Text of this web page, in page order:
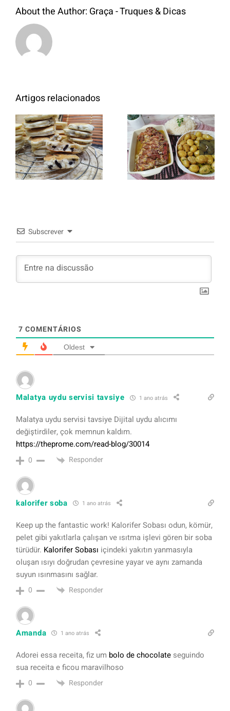
About the Author:Graça - Truques & Dicas
Artigos relacionados
Panquecas
com Oreo
Entrecosto
italiano c/
batata a
murro e
Subscrever
7 COMENTÁRIOS
Oldest
Malatya uydu servisi tavsiye 1 ano atrás
Malatya uydu servisi tavsiye Dijital uydu alıcımı
değiştirdiler, çok memnun kaldım.
https://theprome.com/read-blog/30014
0 Responder
kalorifer soba 1 ano atrás
Keep up the fantastic work! Kalorifer Sobası odun, kömür,
pelet gibi yakıtlarla çalışan ve ısıtma işlevi gören bir soba
türüdür. Kalorifer Sobası içindeki yakıtın yanmasıyla
oluşan ısıyı doğrudan çevresine yayar ve aynı zamanda
suyun ısınmasını sağlar.
0 Responder
Amanda 1 ano atrás
Adorei essa receita, fiz um bolo de chocolate seguindo
sua receita e ficou maravilhoso
0 Responder